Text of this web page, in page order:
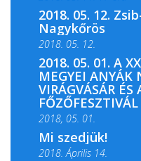
2018. 05. 11. 19 óra
2018. 05. 12.
Nagykőrös
2018. 05. 12.
2018. 05. 01. A
MEGYEI ANYÁK
VIRÁGVÁSÁR
2018, 05. 01.
Mi szedjük!
2018. Április 14.